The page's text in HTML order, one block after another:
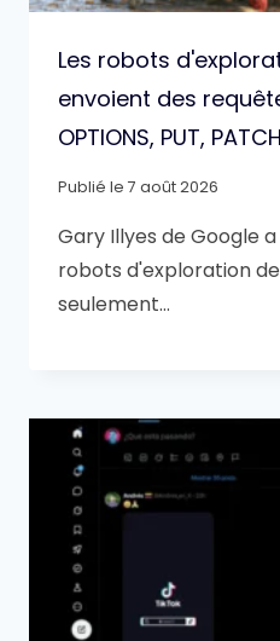
Les robots
envoient des
OPTIONS, PUT,
Publié le 7 août 2026
Gary Illyes de Google
robots d'exploration
seulement…